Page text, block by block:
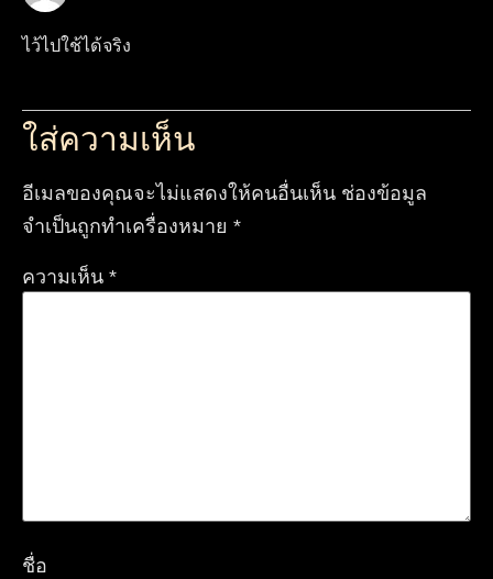
ไว้ไปใช้ได้จริง
ใส่ความเห็น
อีเมลของคุณจะไม่แสดงให้คนอื่นเห็น ช่องข้อมูล
จำเป็นถูกทำเครื่องหมาย *
ความเห็น *
ชื่อ